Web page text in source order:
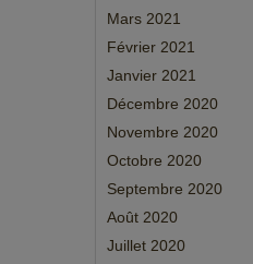
Mars 2021
Février 2021
Janvier 2021
Décembre 2020
Novembre 2020
Octobre 2020
Septembre 2020
Août 2020
Juillet 2020